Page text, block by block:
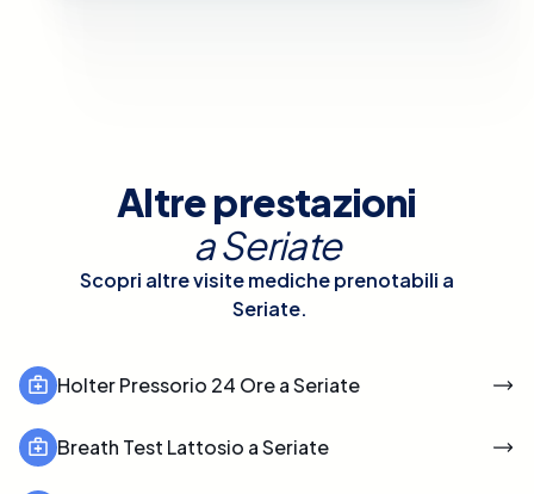
Altre prestazioni
aSeriate
Scopri altre visite mediche prenotabili a
Seriate.
Holter Pressorio 24 Ore a Seriate
Breath Test Lattosio a Seriate